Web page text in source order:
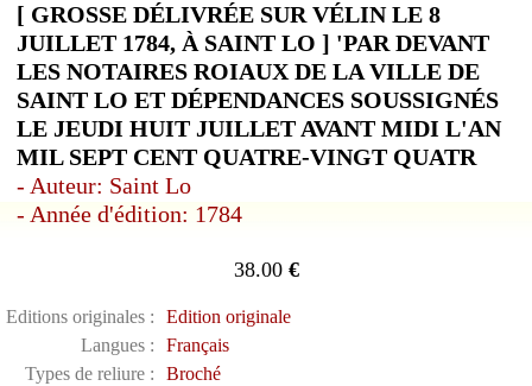
[ GROSSE DÉLIVRÉE SUR VÉLIN LE 8
JUILLET 1784, À SAINT LO ] 'PAR DEVANT
LES NOTAIRES ROIAUX DE LA VILLE DE
SAINT LO ET DÉPENDANCES SOUSSIGNÉS
LE JEUDI HUIT JUILLET AVANT MIDI L'AN
MIL SEPT CENT QUATRE-VINGT QUATR
- Auteur: Saint Lo
- Année d'édition: 1784
38.00€
Editions originales :
Edition originale
Langues :
Français
Types de reliure :
Broché